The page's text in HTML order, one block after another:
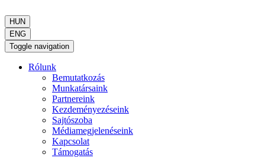
HUN
ENG
Toggle navigation
Rólunk
Bemutatkozás
Munkatársaink
Partnereink
Kezdeményezéseink
Sajtószoba
Médiamegjelenéseink
Kapcsolat
Támogatás